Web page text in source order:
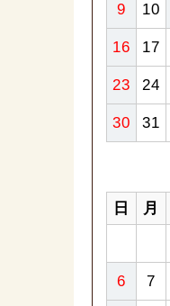
9 10
16 17
23 24
30 31
日 月
6 7